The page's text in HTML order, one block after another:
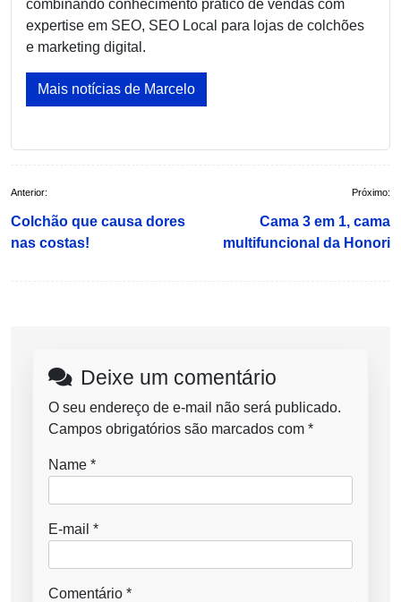
combinando conhecimento prático de vendas com
expertise em SEO, SEO Local para lojas de colchões
e marketing digital.
Mais notícias de Marcelo
Navegação
de
Post
Anterior:
Colchão que causa dores
nas costas!
Próximo:
Cama 3 em 1, cama
multifuncional da Honori
Deixe um comentário
O seu endereço de e-mail não será publicado.
Campos obrigatórios são marcados com *
Name *
E-mail *
Comentário *